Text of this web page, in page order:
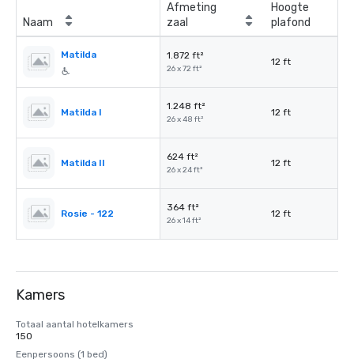
Naam
Afmeting
zaal
Hoogte
plafond
Matilda 1.872 ft²
26 x 72 ft²
12 ft
Matilda I
1.248 ft²
26 x 48 ft²
12 ft
Matilda II
624 ft²
26 x 24 ft²
12 ft
Rosie - 122
364 ft²
26 x 14 ft²
12 ft
Kamers
Totaal aantal hotelkamers
150
Eenpersoons (1 bed)